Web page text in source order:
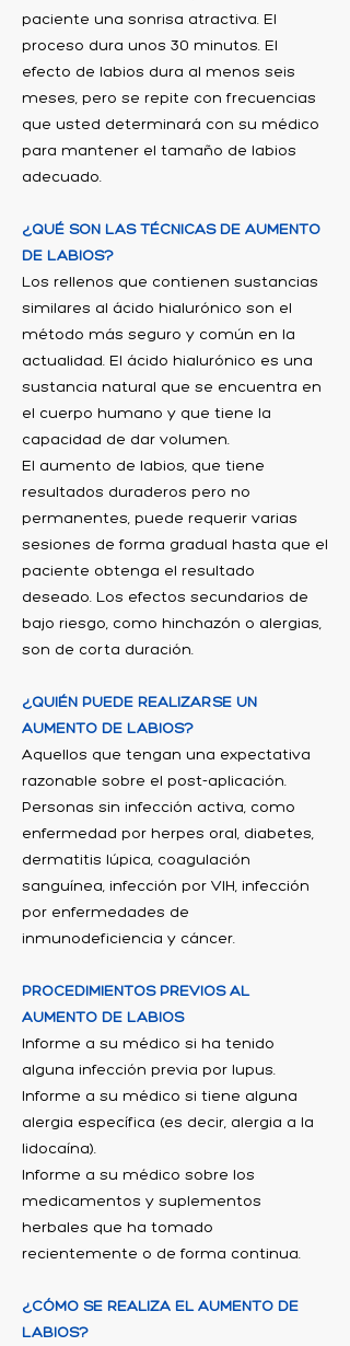
paciente una sonrisa atractiva. El
proceso dura unos 30 minutos. El
efecto de labios dura al menos seis
meses, pero se repite con frecuencias
que usted determinará con su médico
para mantener el tamaño de labios
adecuado.
¿QUÉ SON LAS TÉCNICAS DE AUMENTO
DE LABIOS?
Los rellenos que contienen sustancias
similares al ácido hialurónico son el
método más seguro y común en la
actualidad. El ácido hialurónico es una
sustancia natural que se encuentra en
el cuerpo humano y que tiene la
capacidad de dar volumen.
El aumento de labios, que tiene
resultados duraderos pero no
permanentes, puede requerir varias
sesiones de forma gradual hasta que el
paciente obtenga el resultado
deseado. Los efectos secundarios de
bajo riesgo, como hinchazón o alergias,
son de corta duración.
¿QUIÉN PUEDE REALIZARSE UN
AUMENTO DE LABIOS?
Aquellos que tengan una expectativa
razonable sobre el post-aplicación.
Personas sin infección activa, como
enfermedad por herpes oral, diabetes,
dermatitis lúpica, coagulación
sanguínea, infección por VIH, infección
por enfermedades de
inmunodeficiencia y cáncer.
PROCEDIMIENTOS PREVIOS AL
AUMENTO DE LABIOS
Informe a su médico si ha tenido
alguna infección previa por lupus.
Informe a su médico si tiene alguna
alergia específica (es decir, alergia a la
lidocaína).
Informe a su médico sobre los
medicamentos y suplementos
herbales que ha tomado
recientemente o de forma continua.
¿CÓMO SE REALIZA EL AUMENTO DE
LABIOS?